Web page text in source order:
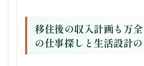
移住後の収入計画も万
の仕事探しと生活設計